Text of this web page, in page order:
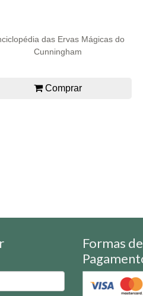
das Ervas Mágicas do
Cunningham
Comprar
Formas de